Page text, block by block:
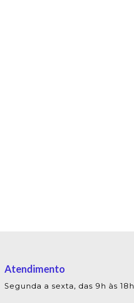
Atendimento
Segunda a sexta, das 9h às 18h